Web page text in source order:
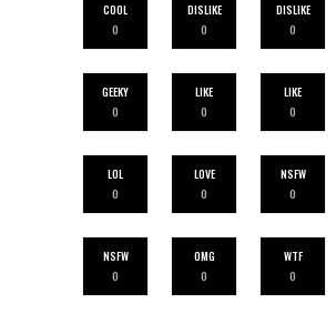
COOL
0
DISLIKE
0
DISLIKE
0
GEEKY
0
LIKE
0
LIKE
0
LOL
0
LOVE
0
NSFW
0
NSFW
0
OMG
0
WTF
0